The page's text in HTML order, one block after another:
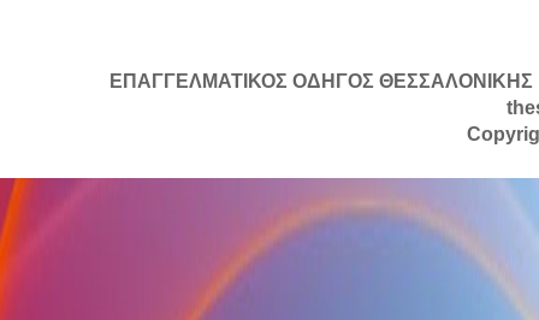
ΕΠΑΓΓΕΛΜΑΤΙΚΟΣ ΟΔΗΓΟΣ ΘΕΣΣΑΛΟΝΙΚΗΣ